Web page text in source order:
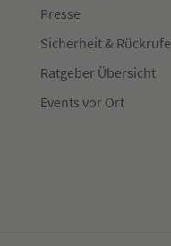
Presse
Sicherheit & Rückrufe
Ratgeber Übersicht
Events vor Ort